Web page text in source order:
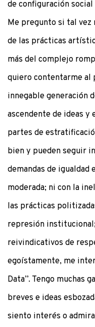
de configuración
Me pregunto si tal vez
de las prácticas
más del complejo
quiero contentarme al
innegable generación
ascendente de ideas y
partes de
bien y pueden seguir
demandas de
moderada; ni con la
las prácticas
represión
reivindicativos de
egoístamente, me
Data”. Tengo muchas
breves e ideas
siento interés o